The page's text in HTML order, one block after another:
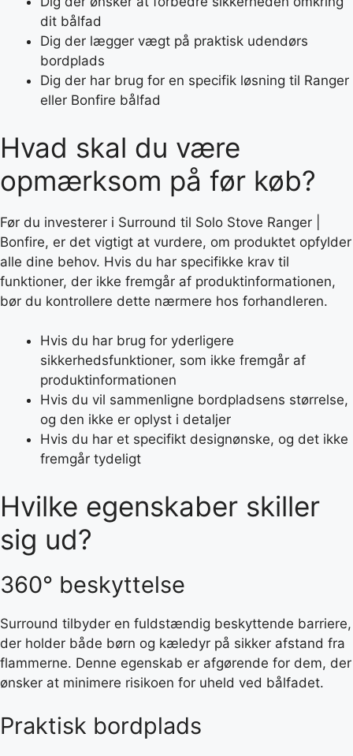
dit bålfad
Dig der lægger vægt på praktisk udendørs
bordplads
Dig der har brug for en specifik løsning til Ranger
eller Bonfire bålfad
Hvad skal du være
opmærksom på før køb?
Før du investerer i Surround til Solo Stove Ranger |
Bonfire, er det vigtigt at vurdere, om produktet opfylder
alle dine behov. Hvis du har specifikke krav til
funktioner, der ikke fremgår af produktinformationen,
bør du kontrollere dette nærmere hos forhandleren.
Hvis du har brug for yderligere
sikkerhedsfunktioner, som ikke fremgår af
produktinformationen
Hvis du vil sammenligne bordpladsens størrelse,
og den ikke er oplyst i detaljer
Hvis du har et specifikt designønske, og det ikke
fremgår tydeligt
Hvilke egenskaber skiller
sig ud?
360° beskyttelse
Surround tilbyder en fuldstændig beskyttende barriere,
der holder både børn og kæledyr på sikker afstand fra
flammerne. Denne egenskab er afgørende for dem, der
ønsker at minimere risikoen for uheld ved bålfadet.
Praktisk bordplads